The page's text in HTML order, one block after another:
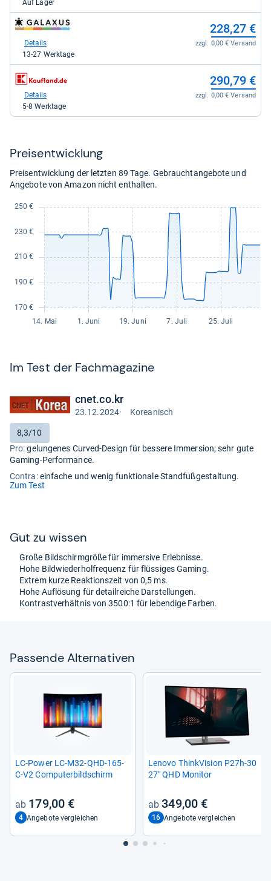
225,79
kaufen.
Auf Lager
zum
Shop:
galaxus
kaufen.
228,27 €
zzgl. 0,00 € Versand
Details
13-27 Werktage
zum
Shop:
Kaufland
290,79 €
zzgl. 0,00 € Versand
Details
5-8 Werktage
Preis­ent­wick­lung
Preisentwicklung der letzten 89 Tage. Gebrauchtangebote und
Angebote von Amazon nicht enthalten.
Im Test der Fach­ma­ga­zine
cnet.co.kr
23.12.2024· Koreanisch
Test
Bewertung:
8,3/10
Pro:gelungenes Curved-Design für bessere Immersion; sehr gute
Gaming-Performance.
Contra:einfache und wenig funktionale Standfußgestaltung.
Zum Test(öffnet
Gut zu wis­sen
Große Bild­schirm­größe für immer­sive Erleb­nisse.
Hohe Bild­wie­der­hol­fre­quenz für flüs­si­ges Gaming.
Extrem kurze Reak­ti­ons­zeit von 0,5 ms.
Hohe Auf­lö­sung für detail­rei­che Dar­stel­lun­gen.
Kon­trast­ver­hält­nis von 3500:1 für leben­dige Far­ben.
Pas­sende Alter­na­ti­ven
LC-​Power LC-​M32-​QHD-​165-​
C-​V2 Com­pu­ter­bild­schirm
179,00 €
4 Angebote vergleichen
Lenovo Think­Vi­sion P27h-​30
27" QHD Moni­tor
349,00 €
16 Angebote vergleichen